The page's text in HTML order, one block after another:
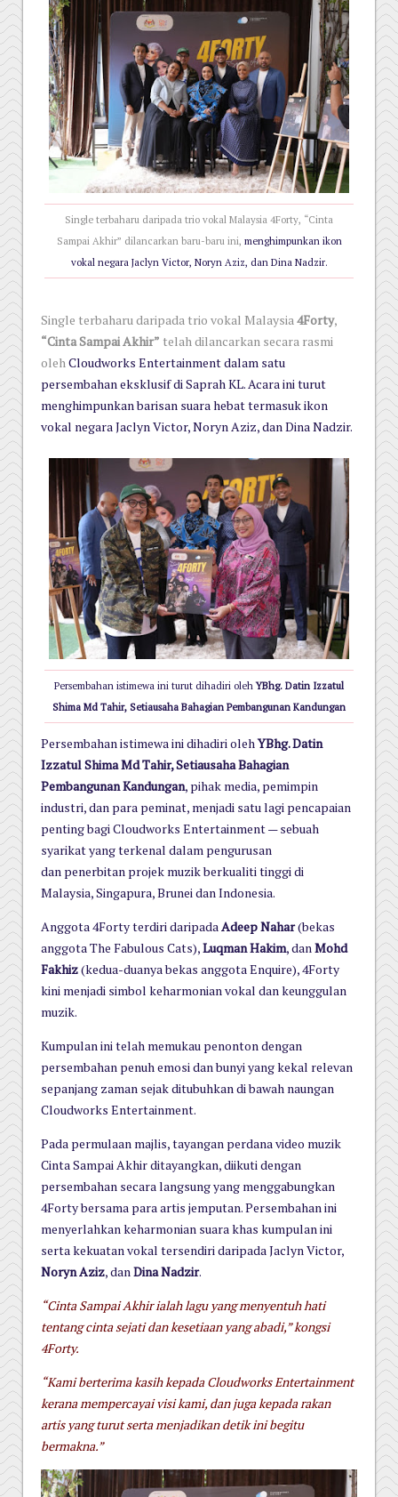
Single terbaharu daripada trio vokal Malaysia 4Forty, “Cinta
Sampai Akhir” dilancarkan baru-baru ini, menghimpunkan ikon
vokal negara Jaclyn Victor, Noryn Aziz, dan Dina Nadzir.
Single terbaharu daripada trio vokal Malaysia4Forty,
“Cinta Sampai Akhir” telah dilancarkan secara rasmi
olehCloudworks Entertainmentdalam satu
persembahan eksklusif diSaprah KL. Acara ini turut
menghimpunkan barisan suara hebat termasuk ikon
vokal negara Jaclyn Victor, Noryn Aziz, danDina Nadzir.
Persembahan istimewa ini turut dihadiri olehYBhg. Datin Izzatul
Shima Md Tahir, Setiausaha Bahagian Pembangunan Kandungan
Persembahan istimewa ini dihadiri olehYBhg. Datin
Izzatul Shima Md Tahir, Setiausaha Bahagian
Pembangunan Kandungan, pihak media, pemimpin
industri, dan para peminat, menjadi satu lagi pencapaian
penting bagi Cloudworks Entertainment — sebuah
syarikat yang terkenal dalam pengurusan
dan penerbitan projek muzik berkualiti tinggi di
Malaysia, Singapura, Brunei dan Indonesia.
Anggota 4Forty terdiri daripadaAdeep Nahar(bekas
anggota The Fabulous Cats),Luqman Hakim, danMohd
Fakhiz(kedua-duanyabekas anggota Enquire), 4Forty
kini menjadi simbol keharmonian vokal dan keunggulan
muzik.
Kumpulan ini telah memukau penonton dengan
persembahan penuhemosi dan bunyi yang kekal relevan
sepanjang zaman sejak ditubuhkan dibawah naungan
Cloudworks Entertainment.
Pada permulaan majlis, tayangan perdana video muzik
Cinta Sampai Akhir ditayangkan, diikuti dengan
persembahan secaralangsung yang menggabungkan
4Forty bersama para artis jemputan. Persembahan ini
menyerlahkan keharmonian suara khas kumpulan ini
serta kekuatan vokal tersendiri daripada Jaclyn Victor,
Noryn Aziz, danDina Nadzir.
“Cinta Sampai Akhir ialah lagu yang menyentuh hati
tentang cinta sejati dan kesetiaan yang abadi,” kongsi
4Forty.
“Kami berterima kasih kepada Cloudworks Entertainment
kerana mempercayai visi kami, dan juga kepada rakan
artis yang turut serta menjadikan detik ini begitu
bermakna.”